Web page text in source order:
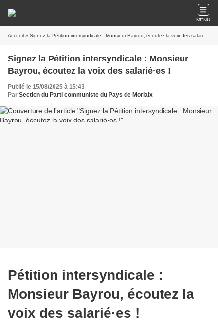
MENU
Accueil » Signez la Pétition intersyndicale : Monsieur Bayrou, écoutez la voix des salarié·es !
Signez la Pétition intersyndicale : Monsieur
Bayrou, écoutez la voix des salarié·es !
Publié le 15/08/2025 à 15:43
Par Section du Parti communiste du Pays de Morlaix
Pétition intersyndicale :
Monsieur Bayrou, écoutez la
voix des salarié·es !